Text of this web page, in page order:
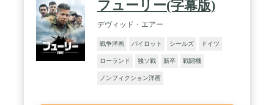
フューリー(字幕版)
デヴィッド・エアー
戦争洋画 パイロット シールズ ドイツ
ローランド 独ソ戦 新卒 戦闘機
ノンフィクション洋画